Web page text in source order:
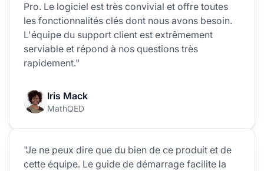
Pro. Le logiciel est très convivial et offre toutes
les fonctionnalités clés dont nous avons besoin.
L'équipe du support client est extrêmement
serviable et répond à nos questions très
rapidement."
Iris Mack
MathQED
"Je ne peux dire que du bien de ce produit et de
cette équipe. Le guide de démarrage facilite la